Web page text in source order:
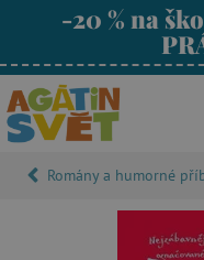
-20 % na
Romány a humorné